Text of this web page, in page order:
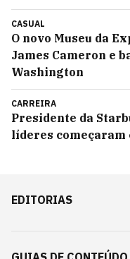
CASUAL
O novo Museu da
James Cameron e
Washington
CARREIRA
Presidente da
líderes começaram
EDITORIAS